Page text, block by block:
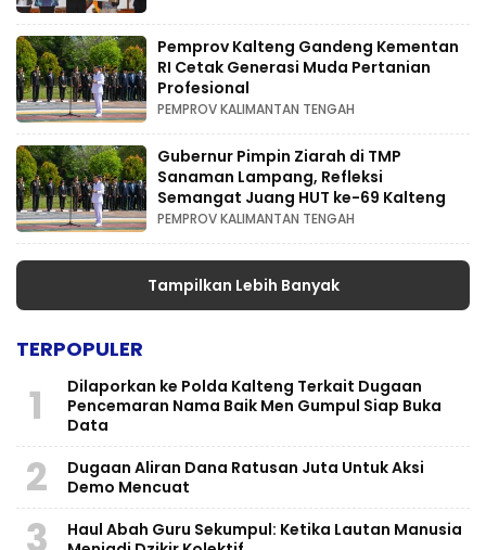
Pemprov Kalteng Gandeng Kementan
RI Cetak Generasi Muda Pertanian
Profesional
PEMPROV KALIMANTAN TENGAH
Gubernur Pimpin Ziarah di TMP
Sanaman Lampang, Refleksi
Semangat Juang HUT ke-69 Kalteng
PEMPROV KALIMANTAN TENGAH
Tampilkan Lebih Banyak
TERPOPULER
1
Dilaporkan ke Polda Kalteng Terkait Dugaan
Pencemaran Nama Baik Men Gumpul Siap Buka
Data
2
Dugaan Aliran Dana Ratusan Juta Untuk Aksi
Demo Mencuat
3
Haul Abah Guru Sekumpul: Ketika Lautan Manusia